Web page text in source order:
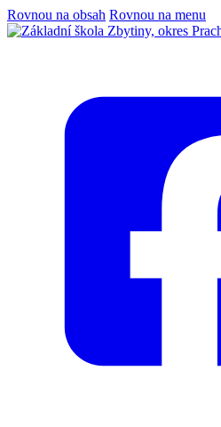
Rovnou na obsah Rovnou na menu